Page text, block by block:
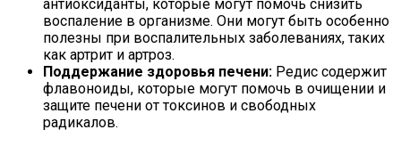
антиоксиданты, которые могут помочь снизить
воспаление в организме. Они могут быть особенно
полезны при воспалительных заболеваниях, таких
как артрит и артроз.
Поддержание здоровья печени: Редис содержит
флавоноиды, которые могут помочь в очищении и
защите печени от токсинов и свободных
радикалов.